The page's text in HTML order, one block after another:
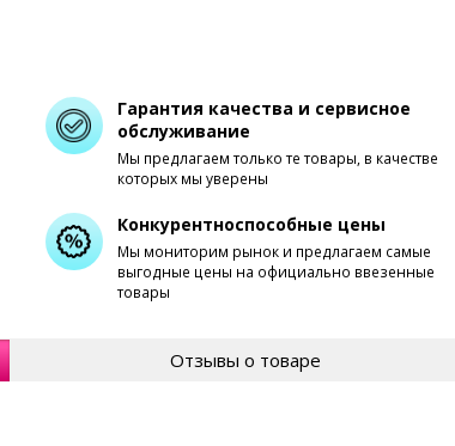
Гарантия качества и сервисное
обслуживание
Мы предлагаем только те товары, в качестве
которых мы уверены
Конкурентноспособные цены
Мы мониторим рынок и предлагаем самые
выгодные цены на официально ввезенные
товары
Отзывы о товаре